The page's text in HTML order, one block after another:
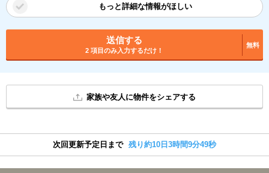
もっと詳細な情報がほしい
送信する
2 項目のみ入力するだけ！
無料
家族や友人に物件をシェアする
次回更新予定日まで 残り約10日3時間9分49秒